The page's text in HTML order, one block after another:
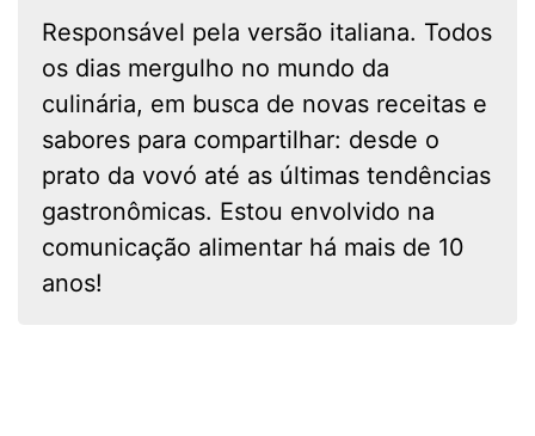
Responsável pela versão italiana. Todos
os dias mergulho no mundo da
culinária, em busca de novas receitas e
sabores para compartilhar: desde o
prato da vovó até as últimas tendências
gastronômicas. Estou envolvido na
comunicação alimentar há mais de 10
anos!